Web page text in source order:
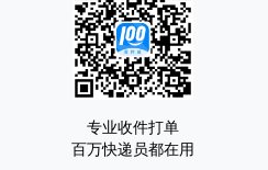
专业收件打单
百万快递员都在用